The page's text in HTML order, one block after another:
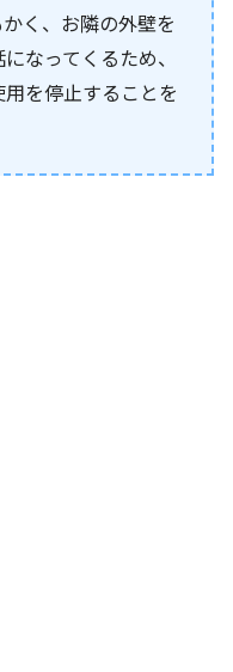
く、お隣の外壁を
なってくるため、
を停止することを